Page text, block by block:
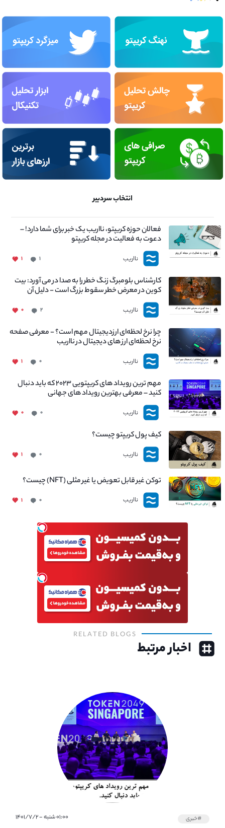
انتخاب سردبیر
فعالان حوزه کریپتو، نااریب یک خبر برای شما دارد! –
دعوت به فعالیت در مجله کریپتو
نااریب ۱ ۱
کارشناس بلومبرگ زنگ خطر را به صدا در می آورد: بیت
کوین در معرض خطر سقوط بزرگ است - دلیل آن
چیست؟
نااریب ۲ ۰
چرا نرخ لحظه‌ای ارزدیجیتال مهم است؟ - معرفی صفحه
نرخ لحظه‌ای ارز های دیجیتال در نااریب
نااریب ۰ ۱
مهم ترین رویداد های کریپتویی ۲۰۲۳ که باید دنبال
کنید – معرفی بهترین رویداد های جهانی
نااریب ۰ ۰
کیف پول کریپتو چیست؟
نااریب ۰ ۱
توکن غیر قابل تعویض یا غیر مثلی (NFT) چیست؟
نااریب ۰ ۱
RELATED BLOGS
اخبار مرتبط
#خبری ۰۱:۰۰ شنبه - ۱۴۰۱/۷/۲